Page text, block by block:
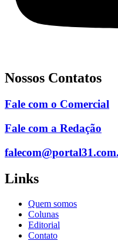
Nossos Contatos
Fale com o Comercial
Fale com a Redação
Links
Quem somos
Colunas
Editorial
Contato